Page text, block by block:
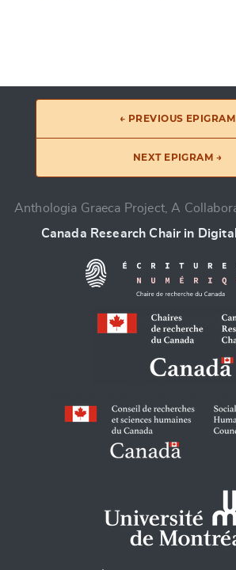
← PREVIOUS EPIGRAM
NEXT EPIGRAM →
Anthologia Graeca Project, A
Canada Research Chair in